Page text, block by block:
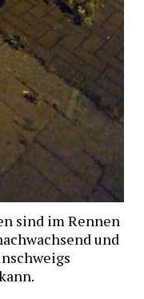
sind im Rennen
und